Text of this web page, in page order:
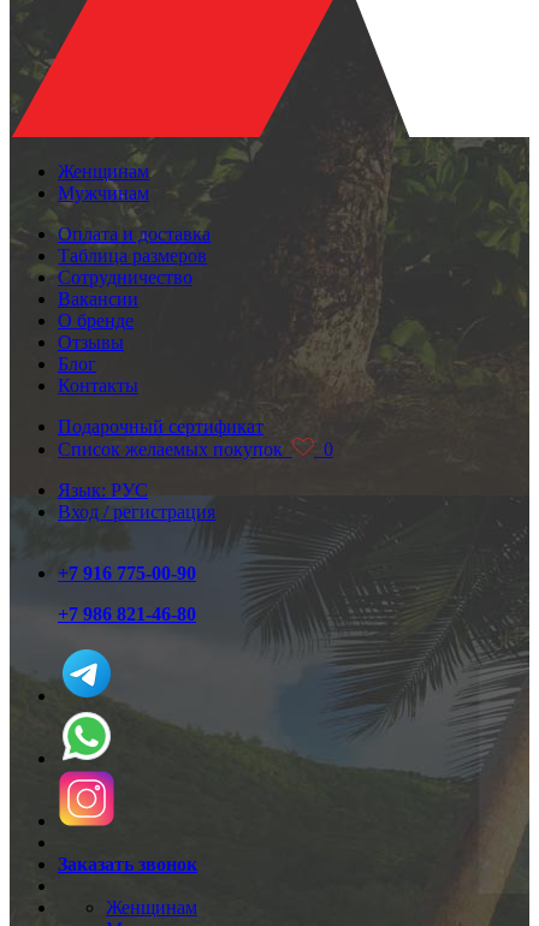
Женщинам
Мужчинам
Оплата и доставка
Таблица размеров
Сотрудничество
Вакансии
О бренде
Отзывы
Блог
Контакты
Подарочный сертификат
Список желаемых покупок
0
Язык: РУС
Вход / регистрация
+7 916 775-00-90
+7 986 821-46-80
Заказать звонок
Женщинам